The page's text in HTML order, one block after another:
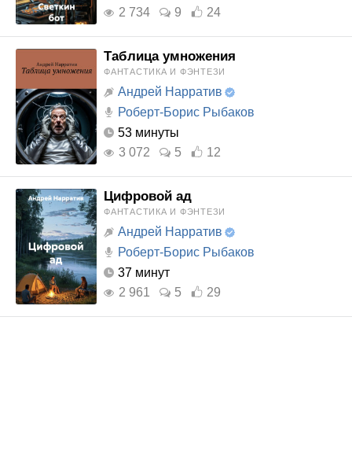
2 734
9 24
Таблица умножения
ФАНТАСТИКА И ФЭНТЕЗИ
Андрей Нарратив
Роберт-Борис Рыбаков
53 минуты
3 072
5 12
Цифровой ад
ФАНТАСТИКА И ФЭНТЕЗИ
Андрей Нарратив
Роберт-Борис Рыбаков
37 минут
2 961
5 29